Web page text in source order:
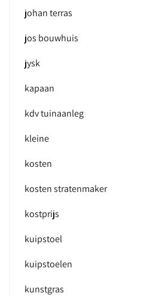
johan terras
jos bouwhuis
jysk
kapaan
kdv tuinaanleg
kleine
kosten
kosten stratenmaker
kostprijs
kuipstoel
kuipstoelen
kunstgras